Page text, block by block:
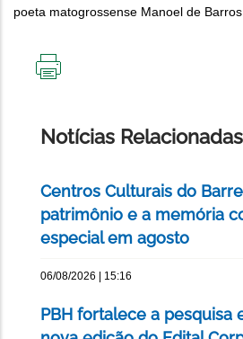
poeta matogrossense Manoel de
Notícias Relacionadas
Centros Culturais do
patrimônio e a memória
especial em agosto
06/08/2026 | 15:16
PBH fortalece a pesquisa